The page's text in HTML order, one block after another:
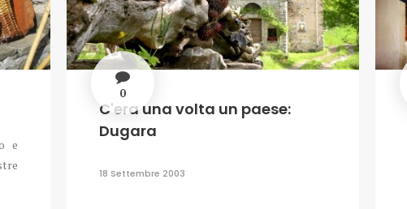
e
0
C'era una volta un paese:
Dugara
18 Settembre 2003